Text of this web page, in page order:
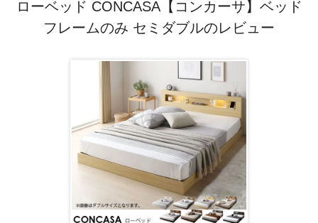
ローベッド CONCASA【コンカーサ】ベッド
フレームのみ セミダブルのレビュー